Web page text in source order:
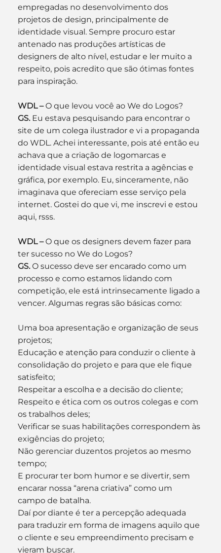
empregadas no desenvolvimento dos
projetos de design, principalmente de
identidade visual. Sempre procuro estar
antenado nas produções artísticas de
designers de alto nível, estudar e ler muito a
respeito, pois acredito que são ótimas fontes
para inspiração.
WDL – O que levou você ao We do Logos?
GS. Eu estava pesquisando para encontrar o
site de um colega ilustrador e vi a propaganda
do WDL. Achei interessante, pois até então eu
achava que a criação de logomarcas e
identidade visual estava restrita a agências e
gráfica, por exemplo. Eu, sinceramente, não
imaginava que ofereciam esse serviço pela
internet. Gostei do que vi, me inscrevi e estou
aqui, rsss.
WDL – O que os designers devem fazer para
ter sucesso no We do Logos?
GS. O sucesso deve ser encarado como um
processo e como estamos lidando com
competição, ele está intrinsecamente ligado a
vencer. Algumas regras são básicas como:
Uma boa apresentação e organização de seus
projetos;
Educação e atenção para conduzir o cliente à
consolidação do projeto e para que ele fique
satisfeito;
Respeitar a escolha e a decisão do cliente;
Respeito e ética com os outros colegas e com
os trabalhos deles;
Verificar se suas habilitações correspondem às
exigências do projeto;
Não gerenciar duzentos projetos ao mesmo
tempo;
E procurar ter bom humor e se divertir, sem
encarar nossa “arena criativa” como um
campo de batalha.
Daí por diante é ter a percepção adequada
para traduzir em forma de imagens aquilo que
o cliente e seu empreendimento precisam e
vieram buscar.